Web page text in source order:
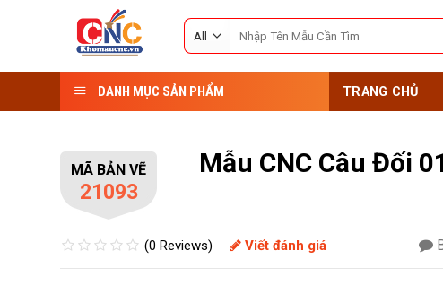
for:
DANH MỤC SẢN PHẨM TRANG CHỦ
MÃ BẢN VẼ
21093
Mẫu CNC Câu Đối
(0 Reviews) Viết đánh giá